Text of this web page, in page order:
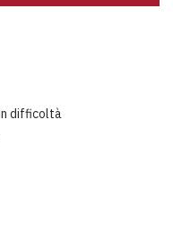
difficoltà